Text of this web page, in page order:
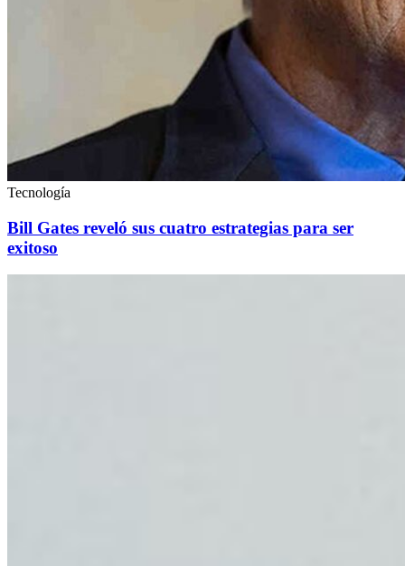
Tecnología
Bill Gates reveló sus cuatro estrategias para ser
exitoso